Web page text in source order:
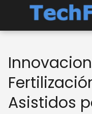
Asistidos